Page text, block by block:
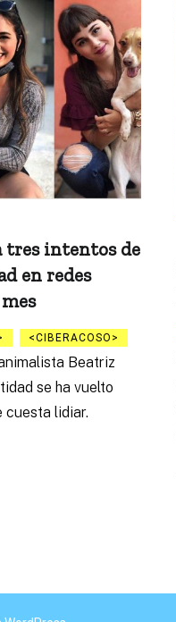
tres intentos de
en redes
CIBERACOSO
Beatriz
se ha vuelto
cuesta lidiar.